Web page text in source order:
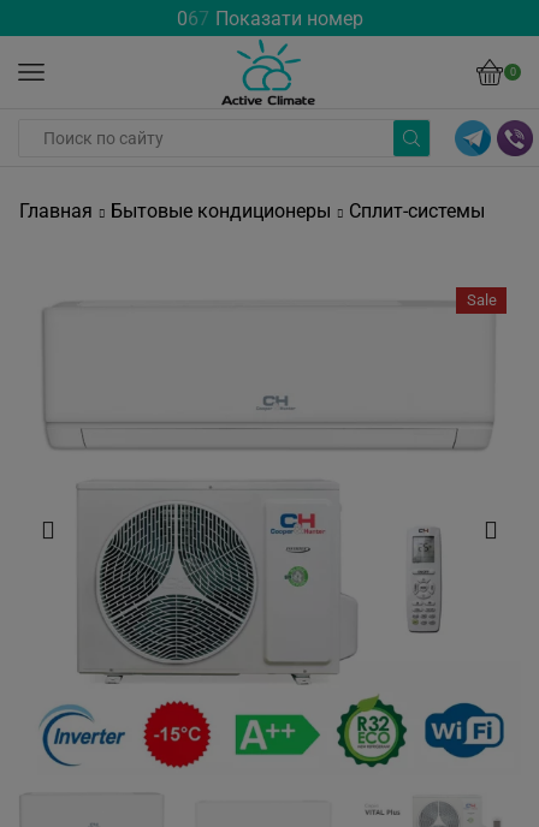
067 Показати номер
0
Главная Бытовые кондиционеры Сплит-системы
Sale